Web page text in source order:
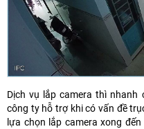
Dịch vụ lắp camera thì
công ty hỗ trợ khi có vấn đề
lựa chọn lắp camera xong